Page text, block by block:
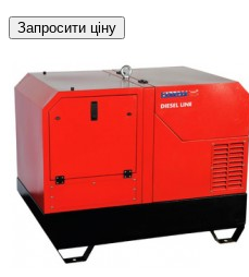
Запросити ціну